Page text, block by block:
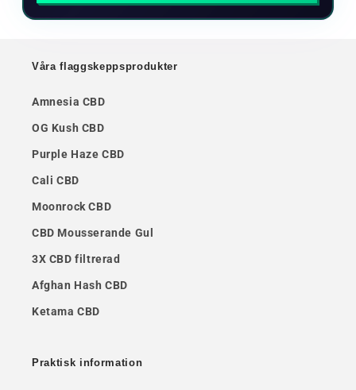
Våra flaggskeppsprodukter
Amnesia CBD
OG Kush CBD
Purple Haze CBD
Cali CBD
Moonrock CBD
CBD Mousserande Gul
3X CBD filtrerad
Afghan Hash CBD
Ketama CBD
Praktisk information